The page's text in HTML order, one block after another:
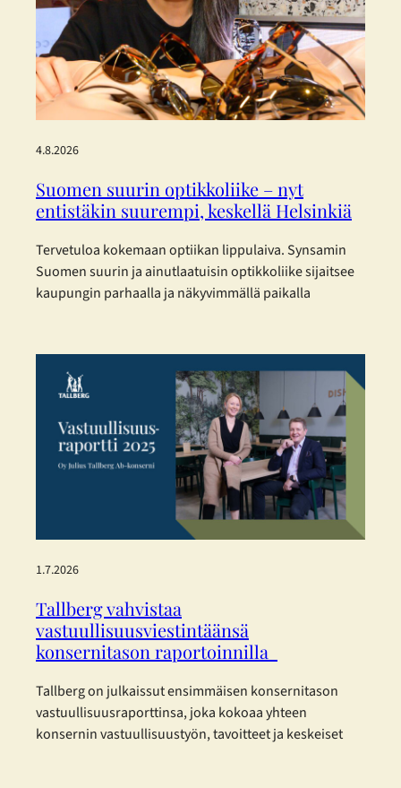
4.8.2026
Suomen suurin optikkoliike – nyt
entistäkin suurempi, keskellä Helsinkiä
Tervetuloa kokemaan optiikan lippulaiva. Synsamin
Suomen suurin ja ainutlaatuisin optikkoliike sijaitsee
kaupungin parhaalla ja näkyvimmällä paikalla
Synsamin lippulaivaliike tarjoaa huikeat 423 m² täyden
palvelun optiikkaa aivan Aleksanterinkadun ytimessä.
Enemmän tilaa, enemmän valikoimaa ja entistä
parempaa palvelua – kaikki asiakkaan parhaaksi.
Uudistetut tilat, sujuvampi…
1.7.2026
Tallberg vahvistaa
vastuullisuusviestintäänsä
konsernitason raportoinnilla
Tallberg on julkaissut ensimmäisen konsernitason
vastuullisuusraporttinsa, joka kokoaa yhteen
konsernin vastuullisuustyön, tavoitteet ja keskeiset